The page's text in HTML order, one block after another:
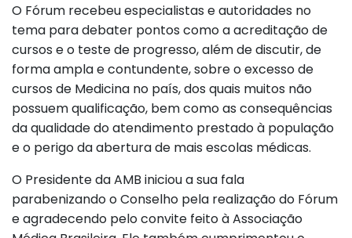
O Fórum recebeu especialistas e autoridades no
tema para debater pontos como a acreditação de
cursos e o teste de progresso, além de discutir, de
forma ampla e contundente, sobre o excesso de
cursos de Medicina no país, dos quais muitos não
possuem qualificação, bem como as consequências
da qualidade do atendimento prestado à população
e o perigo da abertura de mais escolas médicas.
O Presidente da AMB iniciou a sua fala
parabenizando o Conselho pela realização do Fórum
e agradecendo pelo convite feito à Associação